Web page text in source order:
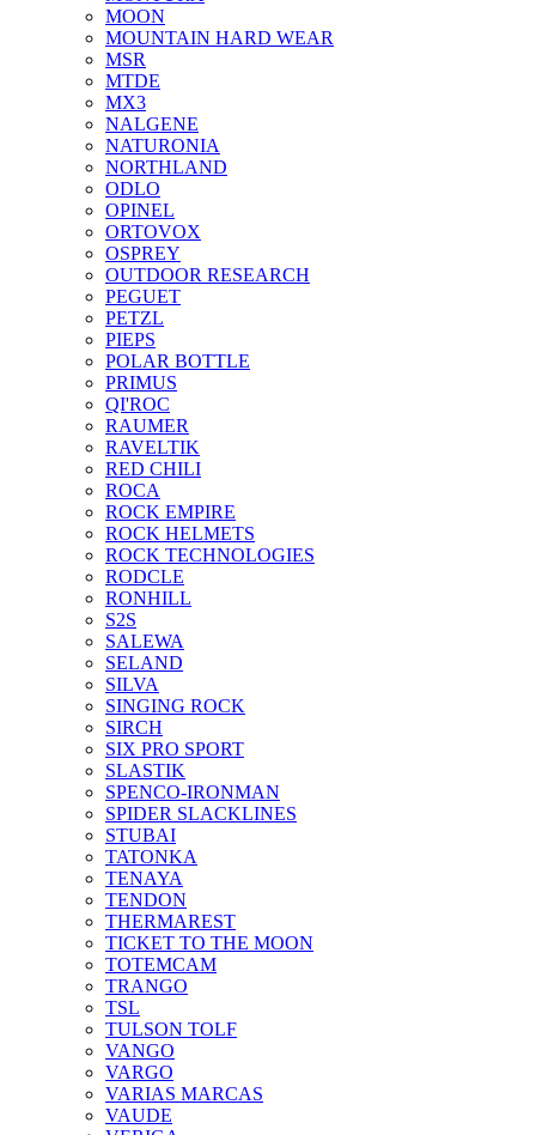
MOON
MOUNTAIN HARD WEAR
MSR
MTDE
MX3
NALGENE
NATURONIA
NORTHLAND
ODLO
OPINEL
ORTOVOX
OSPREY
OUTDOOR RESEARCH
PEGUET
PETZL
PIEPS
POLAR BOTTLE
PRIMUS
QI'ROC
RAUMER
RAVELTIK
RED CHILI
ROCA
ROCK EMPIRE
ROCK HELMETS
ROCK TECHNOLOGIES
RODCLE
RONHILL
S2S
SALEWA
SELAND
SILVA
SINGING ROCK
SIRCH
SIX PRO SPORT
SLASTIK
SPENCO-IRONMAN
SPIDER SLACKLINES
STUBAI
TATONKA
TENAYA
TENDON
THERMAREST
TICKET TO THE MOON
TOTEMCAM
TRANGO
TSL
TULSON TOLF
VANGO
VARGO
VARIAS MARCAS
VAUDE